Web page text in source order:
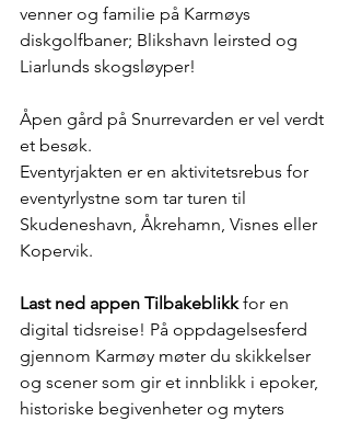
venner og familie på Karmøys
diskgolfbaner; Blikshavn leirsted og
Liarlunds skogsløyper!
Åpen gård på Snurrevarden er vel verdt
et besøk.
Eventyrjakten er en aktivitetsrebus for
eventyrlystne som tar turen til
Skudeneshavn, Åkrehamn, Visnes eller
Kopervik.
Last ned appen Tilbakeblikk for en
digital tidsreise! På oppdagelsesferd
gjennom Karmøy møter du skikkelser
og scener som gir et innblikk i epoker,
historiske begivenheter og myters